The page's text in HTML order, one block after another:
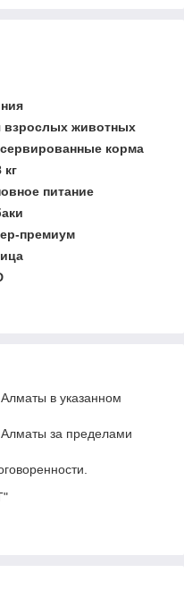
взрослых животных
корма
кг
питание
премиум
в указанном
Алматы за пределами